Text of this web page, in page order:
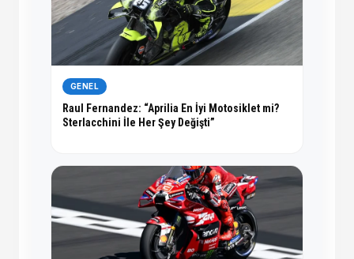
GENEL
Raul Fernandez: “Aprilia En İyi Motosiklet mi?
Sterlacchini İle Her Şey Değişti”